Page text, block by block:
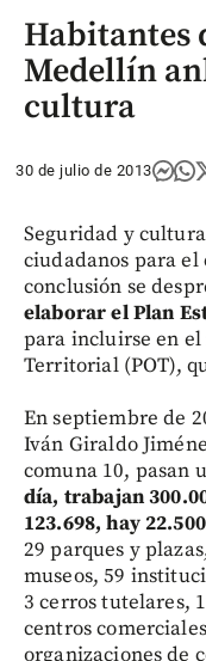
Habitantes
Medellín
cultura
30 de julio de 2013
Seguridad y
ciudadanos para
conclusión se
elaborar el Plan
para incluirse en
Territorial (POT),
En septiembre de
Iván Giraldo
comuna 10, pasan
día, trabajan
123.698, hay
29 parques y
museos, 59
3 cerros tutelares,
centros
organizaciones de